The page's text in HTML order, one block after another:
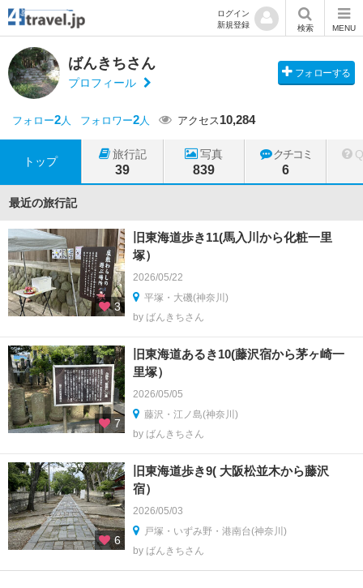
ログイン
新規登録
検索 MENU
ばんきちさん
プロフィール
フォローする
フォロー2人 フォロワー2人 アクセス10,284
トップ
旅行記
39
写真
839
クチコミ
6
最近の旅行記
3
旧東海道歩き11(馬入川から化粧一里
塚）
2026/05/22
平塚・大磯(神奈川)
by ばんきちさん
7
旧東海道あるき10(藤沢宿から茅ヶ崎一
里塚）
2026/05/05
藤沢・江ノ島(神奈川)
by ばんきちさん
6
旧東海道歩き9( 大阪松並木から藤沢
宿）
2026/05/03
戸塚・いずみ野・港南台(神奈川)
by ばんきちさん